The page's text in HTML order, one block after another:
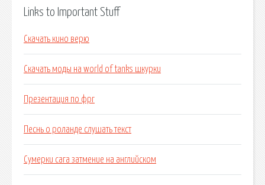
Links to Important Stuff
Скачать кино верю
Скачать моды на world of tanks шкурки
Презентация по фрг
Песнь о роланде слушать текст
Сумерки сага затмение на английском